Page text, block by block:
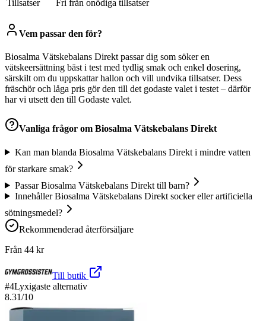
Tillsatser Fri från onödiga tillsatser
Vem passar den för?
Biosalma Vätskebalans Direkt passar dig som söker en
vätskeersättning bäst i test med tydlig smak och enkel dosering,
särskilt om du uppskattar hallon och vill undvika tillsatser. Dess
fräschör och låga pris gör den till det godaste valet i testet – därför
har vi utsett den till Godaste valet.
Vanliga frågor om Biosalma Vätskebalans Direkt
Kan man blanda Biosalma Vätskebalans Direkt i mindre vatten
för starkare smak?
Passar Biosalma Vätskebalans Direkt till barn?
Innehåller Biosalma Vätskebalans Direkt socker eller artificiella
sötningsmedel?
Rekommenderad återförsäljare
Från 44 kr
Till butik
#4Lyxigaste alternativ
8.31/10